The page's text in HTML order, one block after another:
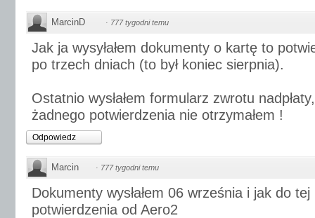
MarcinD · 777 tygodni temu
Jak ja wysyłałem dokumenty o kartę to
po trzech dniach (to był koniec sierpnia).
Ostatnio wysłałem formularz zwrotu
żadnego potwierdzenia nie otrzymałem !
Odpowiedz
Marcin · 777 tygodni temu
Dokumenty wysłałem 06 września i jak do
potwierdzenia od Aero2